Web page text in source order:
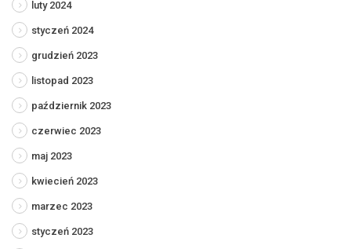
luty 2024
styczeń 2024
grudzień 2023
listopad 2023
październik 2023
czerwiec 2023
maj 2023
kwiecień 2023
marzec 2023
styczeń 2023